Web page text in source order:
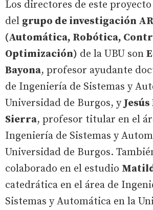
Los directores de este
del grupo de investigación
(Automática, Robótica,
Optimización) de la UBU son
Bayona, profesor ayudante
de Ingeniería de Sistemas y
Universidad de Burgos, y
Sierra, profesor titular en el
Ingeniería de Sistemas y
Universidad de Burgos.
colaborado en el estudio
catedrática en el área de
Sistemas y Automática en la